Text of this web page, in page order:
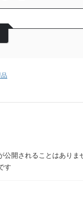
公開されることはありま
す